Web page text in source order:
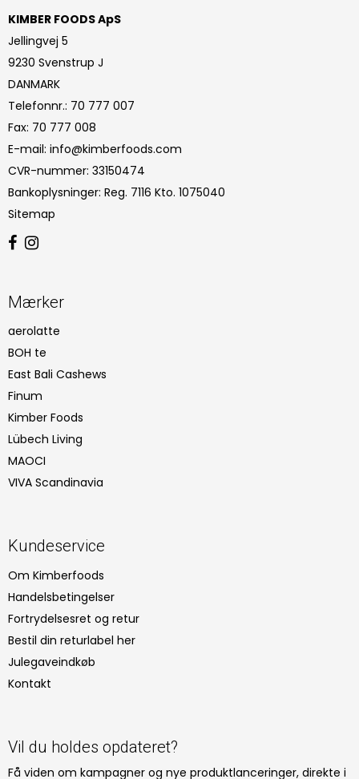
KIMBER FOODS ApS
Jellingvej 5
9230 Svenstrup J
DANMARK
Telefonnr.: 70 777 007
Fax: 70 777 008
E-mail: info@kimberfoods.com
CVR-nummer: 33150474
Bankoplysninger: Reg. 7116 Kto. 1075040
Sitemap
Mærker
aerolatte
BOH te
East Bali Cashews
Finum
Kimber Foods
Lübech Living
MAOCI
VIVA Scandinavia
Kundeservice
Om Kimberfoods
Handelsbetingelser
Fortrydelsesret og retur
Bestil din returlabel her
Julegaveindkøb
Kontakt
Vil du holdes opdateret?
Få viden om kampagner og nye produktlanceringer, direkte i